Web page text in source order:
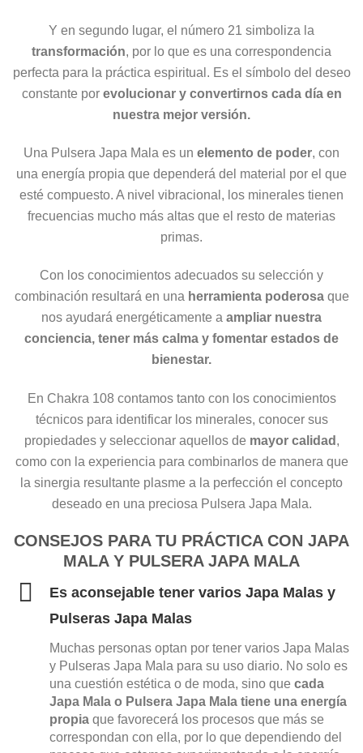
Y en segundo lugar, el número 21 simboliza la
transformación, por lo que es una correspondencia
perfecta para la práctica espiritual. Es el símbolo del deseo
constante porevolucionar y convertirnos cada día en
nuestra mejor versión.
Una Pulsera Japa Mala es un elemento de poder, con
una energía propia que dependerá del material por el que
esté compuesto. A nivel vibracional, los minerales tienen
frecuencias mucho más altas que el resto de materias
primas.
Con los conocimientos adecuados su selección y
combinación resultará en una herramienta poderosaque
nos ayudará energéticamente a ampliar nuestra
conciencia, tener más calma y fomentar estados de
bienestar.
En Chakra 108 contamos tanto con los conocimientos
técnicos para identificar los minerales, conocer sus
propiedades y seleccionar aquellos de mayor calidad,
como con la experiencia para combinarlos de manera que
la sinergia resultante plasme a la perfección el concepto
deseado en una preciosa Pulsera Japa Mala.
CONSEJOS PARA TU PRÁCTICA CON JAPA
MALA Y PULSERA JAPA MALA
Es aconsejable tener varios Japa Malas y
Pulseras Japa Malas
Muchas personas optan por tener varios Japa Malas
y Pulseras Japa Mala para su uso diario. No solo es
una cuestión estética o de moda, sino que cada
Japa Mala o Pulsera Japa Mala tiene una energía
propia que favorecerá los procesos que más se
correspondan con ella, por lo que dependiendo del